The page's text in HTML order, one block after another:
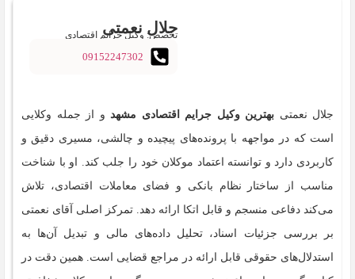
جلال نعمتی
تخصص: وکیل جرایم اقتصادی
09152247302
جلال نعمتی بهترین وکیل جرایم اقتصادی مشهد و از جمله وکلایی
است که در مواجهه با پرونده‌های پیچیده و چالشی، مسیری دقیق و
کاربردی دارد و توانسته اعتماد موکلان خود را جلب کند. او با شناخت
مناسب از ساختار نظام بانکی و فضای معاملات اقتصادی، تلاش
می‌کند دفاعی منسجم و قابل اتکا ارائه دهد. تمرکز اصلی آقای نعمتی
بر بررسی جزئیات اسناد، تحلیل داده‌های مالی و تبدیل آن‌ها به
استدلال‌های حقوقی قابل ارائه در مراجع قضایی است. همین دقت در